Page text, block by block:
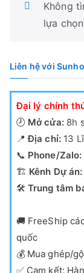
Không
lựa
Liên hệ với
Đại lý chính
🕗 Mở cửa:8h
📍Địa chỉ: 13
📞 Phone/Zalo:
🏗️ Kênh Dự án:
🛠️ Trung tâm
🚚 FreeShip
quốc
💰 Mua ghép/
✅ Cam kết: